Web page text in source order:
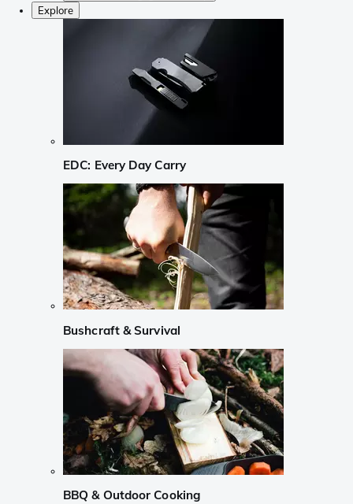
Explore
EDC: Every Day Carry
Bushcraft & Survival
BBQ & Outdoor Cooking